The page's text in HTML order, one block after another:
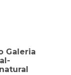
Galeria